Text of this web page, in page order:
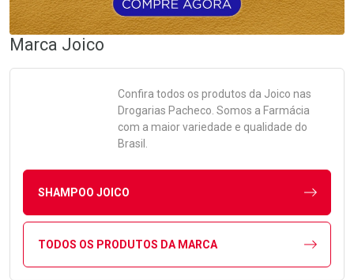
Marca Joico
Confira todos os produtos da Joico nas
Drogarias Pacheco. Somos a Farmácia
com a maior variedade e qualidade do
Brasil.
SHAMPOO JOICO
TODOS OS PRODUTOS DA MARCA